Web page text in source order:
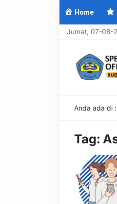
Home
Jumat, 07-08-
Selamat Datang di <strong>UPTD
Anda ada di :
Tag: